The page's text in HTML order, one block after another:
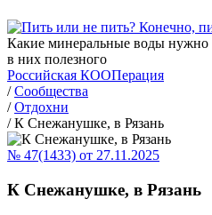
Какие минеральные воды нужно
в них полезного
Российская КООПерация
/ Сообщества
/ Отдохни
/ К Снежанушке, в Рязань
№ 47(1433) от 27.11.2025
К Снежанушке, в Рязань